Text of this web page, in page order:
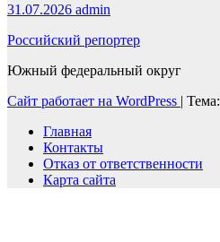
31.07.2026 admin
Российский репортер
Южный федеральный округ
Сайт работает на WordPress | Тема:
Главная
Контакты
Отказ от ответственности
Карта сайта